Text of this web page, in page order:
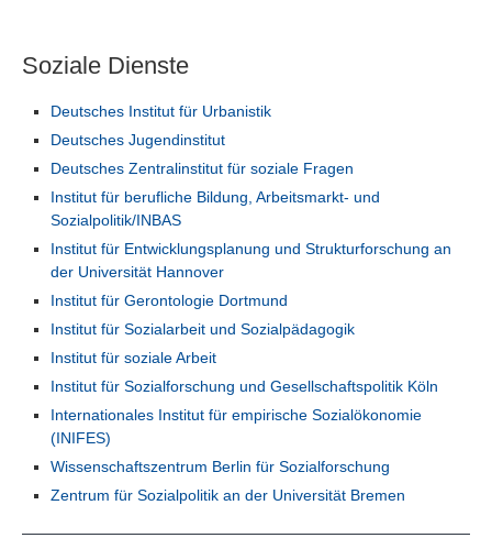
Soziale Dienste
Deutsches Institut für Urbanistik
Deutsches Jugendinstitut
Deutsches Zentralinstitut für soziale Fragen
Institut für berufliche Bildung, Arbeitsmarkt- und
Sozialpolitik/INBAS
Institut für Entwicklungsplanung und Strukturforschung an
der Universität Hannover
Institut für Gerontologie Dortmund
Institut für Sozialarbeit und Sozialpädagogik
Institut für soziale Arbeit
Institut für Sozialforschung und Gesellschaftspolitik Köln
Internationales Institut für empirische Sozialökonomie
(INIFES)
Wissenschaftszentrum Berlin für Sozialforschung
Zentrum für Sozialpolitik an der Universität Bremen